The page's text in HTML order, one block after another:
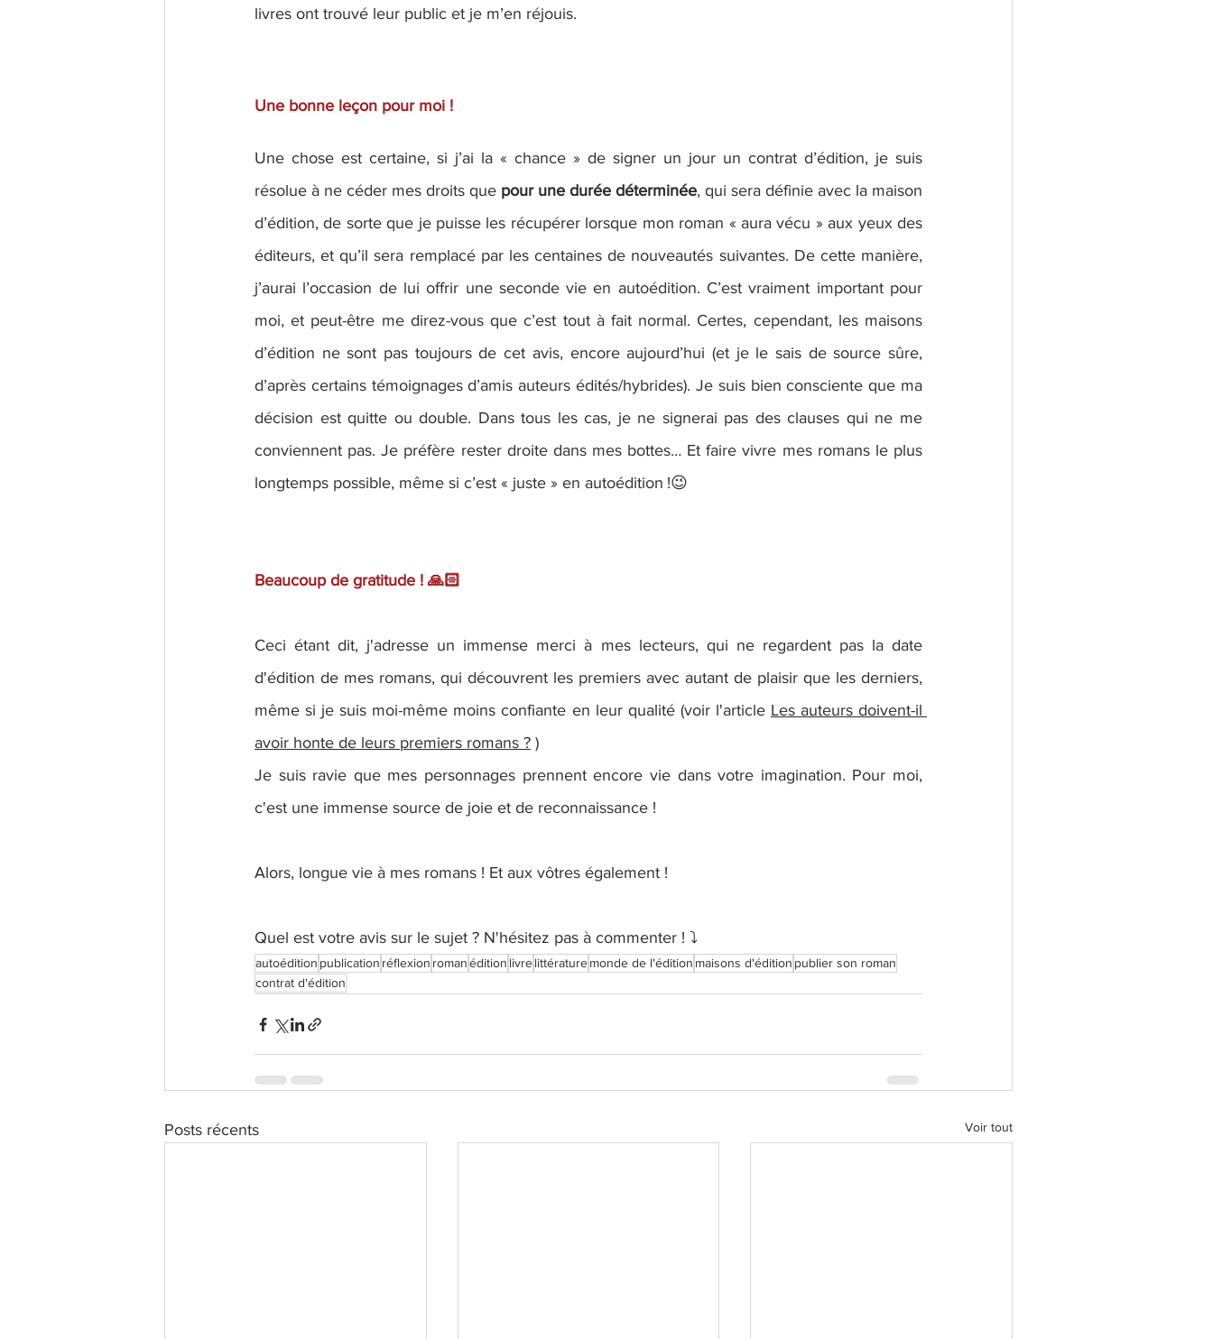
livres ont trouvé leur public et je m’en réjouis.
Une bonne leçon pour moi !
Une chose est certaine, si j’ai la « chance » de signer un jour un contrat d’édition, je suis
résolue à ne céder mes droits que pour une durée déterminée, qui sera définie avec la maison
d’édition, de sorte que je puisse les récupérer lorsque mon roman « aura vécu » aux yeux des
éditeurs, et qu’il sera remplacé par les centaines de nouveautés suivantes. De cette manière,
j’aurai l’occasion de lui offrir une seconde vie en autoédition. C’est vraiment important pour
moi, et peut-être me direz-vous que c’est tout à fait normal. Certes, cependant, les maisons
d’édition ne sont pas toujours de cet avis, encore aujourd’hui (et je le sais de source sûre,
d’après certains témoignages d’amis auteurs édités/hybrides). Je suis bien consciente que ma
décision est quitte ou double. Dans tous les cas, je ne signerai pas des clauses qui ne me
conviennent pas. Je préfère rester droite dans mes bottes… Et faire vivre mes romans le plus
longtemps possible, même si c’est « juste » en autoédition !😉
Beaucoup de gratitude ! 🙏🏻
Ceci étant dit, j'adresse un immense merci à mes lecteurs, qui ne regardent pas la date
d'édition de mes romans, qui découvrent les premiers avec autant de plaisir que les derniers,
même si je suis moi-même moins confiante en leur qualité (voir l'article Les auteurs doivent-il
avoir honte de leurs premiers romans ? )
Je suis ravie que mes personnages prennent encore vie dans votre imagination. Pour moi,
c'est une immense source de joie et de reconnaissance !
Alors, longue vie à mes romans ! Et aux vôtres également !
Quel est votre avis sur le sujet ? N'hésitez pas à commenter ! ⤵️
autoédition publication réflexion romanédition livrelittératuremonde de l'édition maisons d'édition publier son roman
contrat d'édition
Posts récents Voir tout